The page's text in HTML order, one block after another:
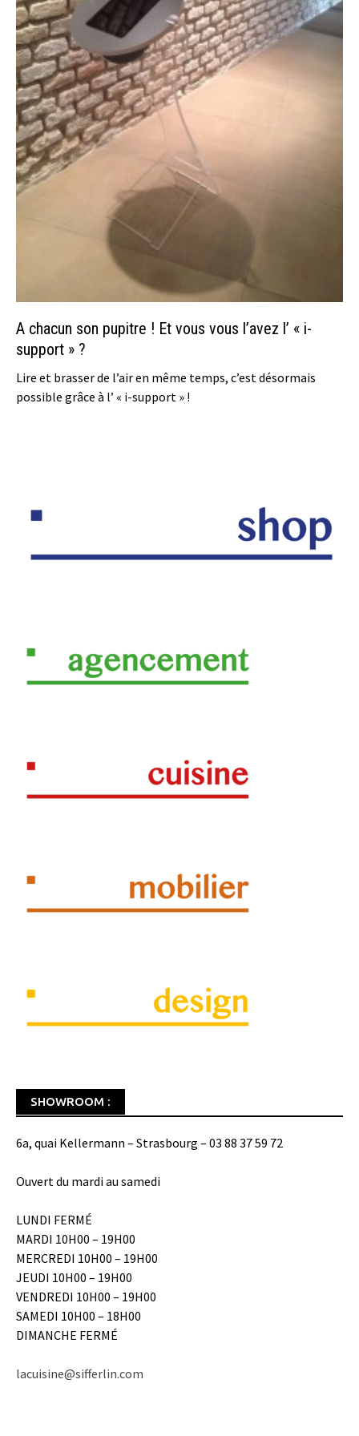
A chacun son pupitre ! Et vous vous l’avez l’ « i-
support » ?
Lire et brasser de l’air en même temps, c’est désormais
possible grâce à l’ « i-support » !
SHOWROOM :
6a, quai Kellermann – Strasbourg – 03 88 37 59 72
Ouvert du mardi au samedi
LUNDI FERMÉ
MARDI 10H00 – 19H00
MERCREDI 10H00 – 19H00
JEUDI 10H00 – 19H00
VENDREDI 10H00 – 19H00
SAMEDI 10H00 – 18H00
DIMANCHE FERMÉ
lacuisine@sifferlin.com